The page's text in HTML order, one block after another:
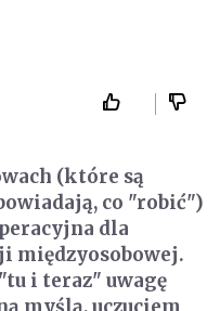
(które są
co "robić")
dla
międzyosobowej.
i teraz" uwagę